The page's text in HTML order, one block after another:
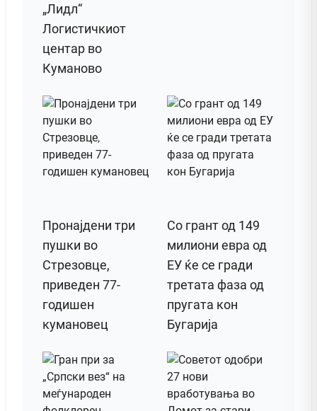
„Лидл“
Логистичкиот
центар во
Куманово
Пронајдени три
пушки во
Стрезовце,
приведен 77-
годишен
кумановец
Со грант од 149
милиони евра од
ЕУ ќе се гради
третата фаза од
пругата кон
Бугарија